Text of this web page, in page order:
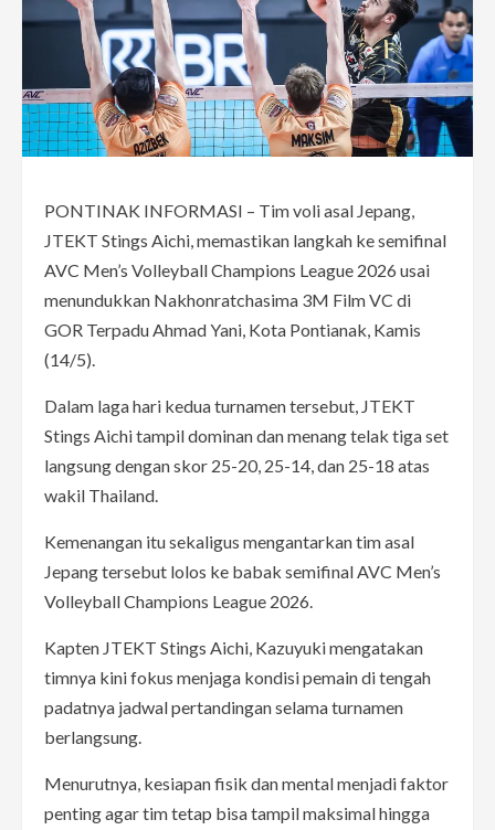
PONTINAK INFORMASI – Tim voli asal Jepang,
JTEKT Stings Aichi, memastikan langkah ke semifinal
AVC Men’s Volleyball Champions League 2026 usai
menundukkan Nakhonratchasima 3M Film VC di
GOR Terpadu Ahmad Yani, Kota Pontianak, Kamis
(14/5).
Dalam laga hari kedua turnamen tersebut, JTEKT
Stings Aichi tampil dominan dan menang telak tiga set
langsung dengan skor 25-20, 25-14, dan 25-18 atas
wakil Thailand.
Kemenangan itu sekaligus mengantarkan tim asal
Jepang tersebut lolos ke babak semifinal AVC Men’s
Volleyball Champions League 2026.
Kapten JTEKT Stings Aichi, Kazuyuki mengatakan
timnya kini fokus menjaga kondisi pemain di tengah
padatnya jadwal pertandingan selama turnamen
berlangsung.
Menurutnya, kesiapan fisik dan mental menjadi faktor
penting agar tim tetap bisa tampil maksimal hingga